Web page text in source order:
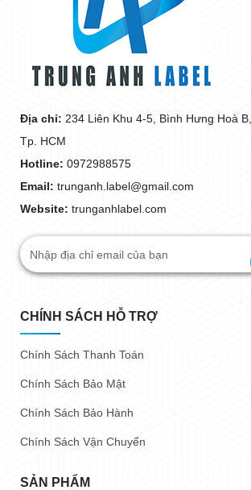
Địa chỉ: 234 Liên Khu 4-5, Bình Hưng Hoà
Tp. HCM
Hotline: 0972988575
Email: trunganh.label@gmail.com
Website: trunganhlabel.com
CHÍNH SÁCH HỖ TRỢ
Chính Sách Thanh Toán
Chính Sách Bảo Mật
Chính Sách Bảo Hành
Chính Sách Vận Chuyển
SẢN PHẨM